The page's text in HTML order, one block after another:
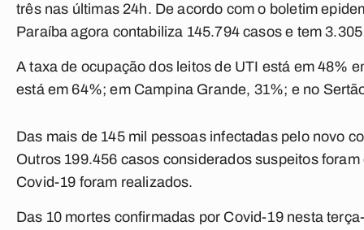
três nas últimas 24h. De acordo com o boletim
Paraíba agora contabiliza 145.794 casos e tem
A taxa de ocupação dos leitos de UTI está em 48%
está em 64%; em Campina Grande, 31%; e no
Das mais de 145 mil pessoas infectadas pelo novo
Outros 199.456 casos considerados suspeitos
Covid-19 foram realizados.
Das 10 mortes confirmadas por Covid-19 nesta